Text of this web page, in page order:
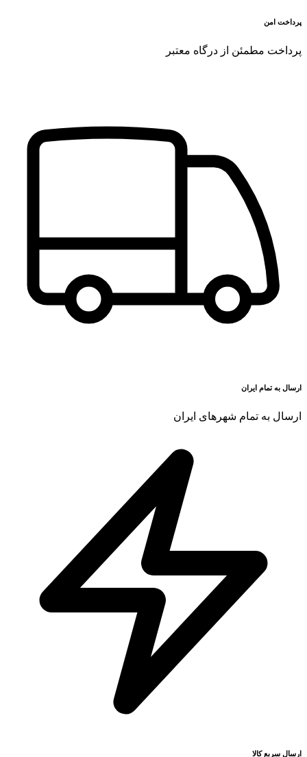
پرداخت امن
پرداخت مطمئن از درگاه معتبر
ارسال به تمام ایران
ارسال به تمام شهرهای ایران
ارسال سریع کالا